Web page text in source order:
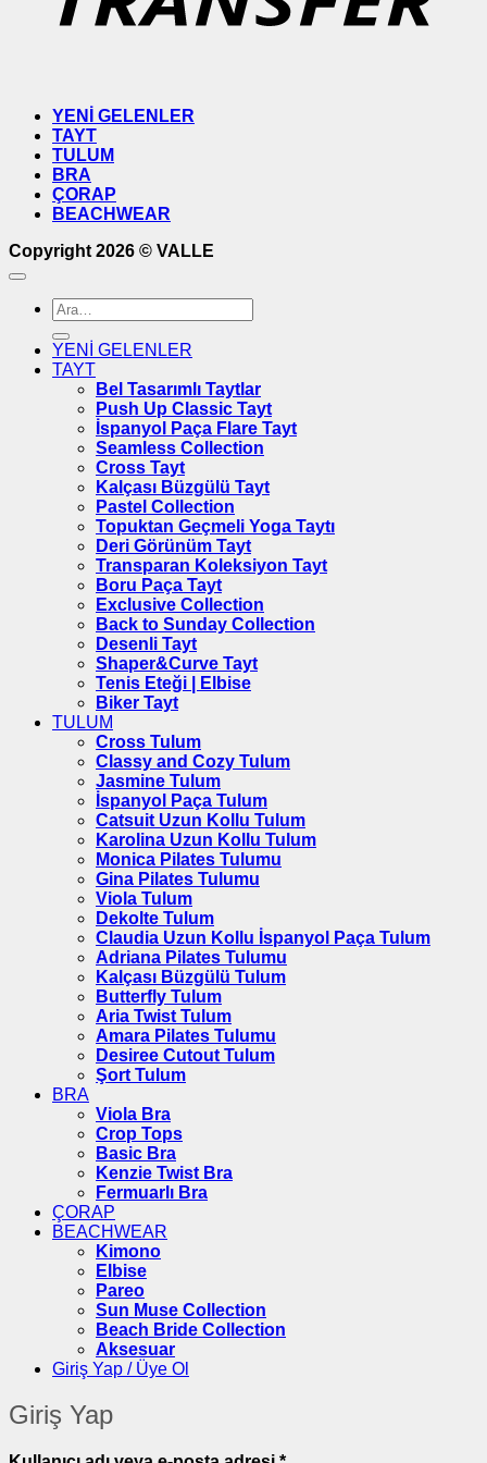
YENİ GELENLER
TAYT
TULUM
BRA
ÇORAP
BEACHWEAR
Copyright 2026 © VALLE
Ara:
YENİ GELENLER
TAYT
Bel Tasarımlı Taytlar
Push Up Classic Tayt
İspanyol Paça Flare Tayt
Seamless Collection
Cross Tayt
Kalçası Büzgülü Tayt
Pastel Collection
Topuktan Geçmeli Yoga Taytı
Deri Görünüm Tayt
Transparan Koleksiyon Tayt
Boru Paça Tayt
Exclusive Collection
Back to Sunday Collection
Desenli Tayt
Shaper&Curve Tayt
Tenis Eteği | Elbise
Biker Tayt
TULUM
Cross Tulum
Classy and Cozy Tulum
Jasmine Tulum
İspanyol Paça Tulum
Catsuit Uzun Kollu Tulum
Karolina Uzun Kollu Tulum
Monica Pilates Tulumu
Gina Pilates Tulumu
Viola Tulum
Dekolte Tulum
Claudia Uzun Kollu İspanyol Paça Tulum
Adriana Pilates Tulumu
Kalçası Büzgülü Tulum
Butterfly Tulum
Aria Twist Tulum
Amara Pilates Tulumu
Desiree Cutout Tulum
Şort Tulum
BRA
Viola Bra
Crop Tops
Basic Bra
Kenzie Twist Bra
Fermuarlı Bra
ÇORAP
BEACHWEAR
Kimono
Elbise
Pareo
Sun Muse Collection
Beach Bride Collection
Aksesuar
Giriş Yap / Üye Ol
Giriş Yap